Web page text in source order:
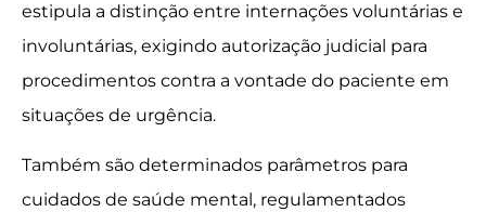
estipula a distinção entre internações voluntárias e
involuntárias, exigindo autorização judicial para
procedimentos contra a vontade do paciente em
situações de urgência.
Também são determinados parâmetros para
cuidados de saúde mental, regulamentados